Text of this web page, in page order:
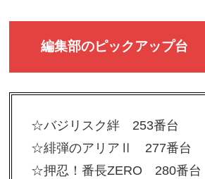
編集部のピックアップ台
☆バジリスク絆 253番台
☆緋弾のアリアⅡ 277番台
☆押忍！番長ZERO 280番台